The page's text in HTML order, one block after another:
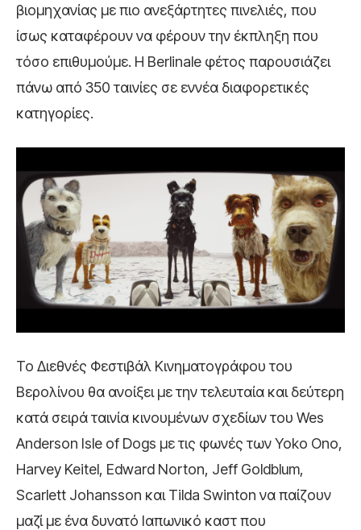
βιομηχανίας με πιο ανεξάρτητες πινελιές, που
ίσως καταφέρουν να φέρουν την έκπληξη που
τόσο επιθυμούμε. Η Berlinale φέτος παρουσιάζει
πάνω από 350 ταινίες σε εννέα διαφορετικές
κατηγορίες.
Το Διεθνές Φεστιβάλ Κινηματογράφου του
Βερολίνου θα ανοίξει με την τελευταία και δεύτερη
κατά σειρά ταινία κινουμένων σχεδίων του Wes
Anderson Isle of Dogs με τις φωνές των Yoko Ono,
Harvey Keitel, Edward Norton, Jeff Goldblum,
Scarlett Johansson και Tilda Swinton να παίζουν
μαζί με ένα δυνατό Ιαπωνικό καστ που